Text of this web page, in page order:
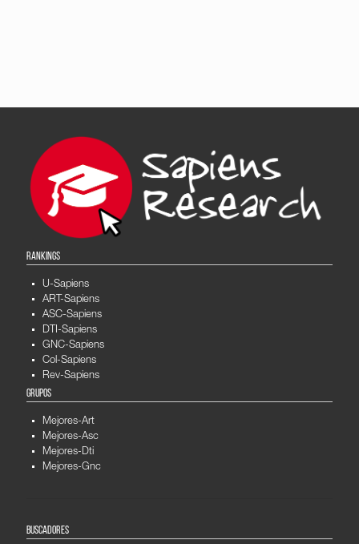
RANKINGS
U-Sapiens
ART-Sapiens
ASC-Sapiens
DTI-Sapiens
GNC-Sapiens
Col-Sapiens
Rev-Sapiens
GRUPOS
Mejores-Art
Mejores-Asc
Mejores-Dti
Mejores-Gnc
BUSCADORES